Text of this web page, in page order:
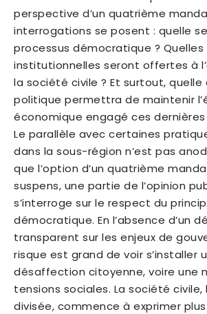
perspective d’un quatrième
interrogations se posent : quelle
processus démocratique ?
institutionnelles seront offertes à
la société civile ? Et surtout, quelle
politique permettra de maintenir
économique engagé ces dernières
Le parallèle avec certaines
dans la sous-région n’est pas
que l’option d’un quatrième
suspens, une partie de l’opinion
s’interroge sur le respect du
démocratique. En l’absence d’un
transparent sur les enjeux de
risque est grand de voir s’installer
désaffection citoyenne, voire une
tensions sociales. La société civile,
divisée, commence à exprimer